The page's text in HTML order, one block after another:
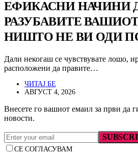
ЕФИКАСНИ НАЧИНИ
РАЗУБАВИТЕ
НИШТО НЕ ВИ ОДИ
Дали некогаш се чувствувате лошо,
расположени да правите…
ЧИТАЈ БЕ
АВГУСТ 4, 2026
Внесете го вашиот емаил за први да
новости.
СЕ СОГЛАСУВАМ